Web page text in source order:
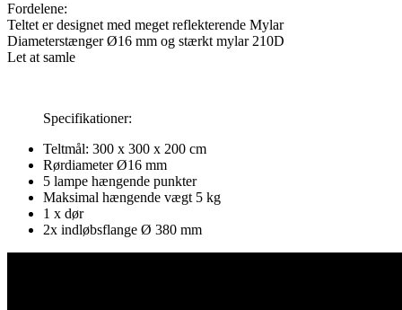
Fordelene:
Teltet er designet med meget reflekterende Mylar
Diameterstænger Ø16 mm og stærkt mylar 210D
Let at samle
Specifikationer:
Teltmål: 300 x 300 x 200 cm
Rørdiameter Ø16 mm
5 lampe hængende punkter
Maksimal hængende vægt 5 kg
1 x dør
2x indløbsflange Ø 380 mm